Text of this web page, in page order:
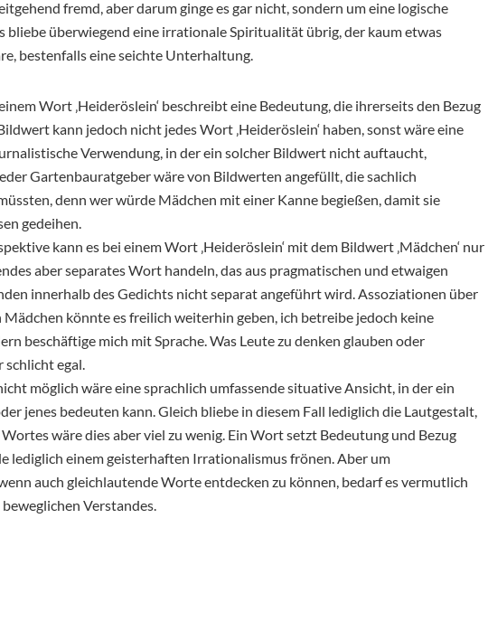
fremd, aber darum ginge es gar nicht, sondern um eine logische
bliebe überwiegend eine irrationale Spiritualität übrig, der kaum etwas
bestenfalls eine seichte Unterhaltung.
Wort ‚Heideröslein‘ beschreibt eine Bedeutung, die ihrerseits den Bezug
kann jedoch nicht jedes Wort ‚Heideröslein‘ haben, sonst wäre eine
Verwendung, in der ein solcher Bildwert nicht auftaucht,
Gartenbauratgeber wäre von Bildwerten angefüllt, die sachlich
denn wer würde Mädchen mit einer Kanne begießen, damit sie
gedeihen.
kann es bei einem Wort ‚Heideröslein‘ mit dem Bildwert ‚Mädchen‘ nur
aber separates Wort handeln, das aus pragmatischen und etwaigen
innerhalb des Gedichts nicht separat angeführt wird. Assoziationen über
könnte es freilich weiterhin geben, ich betreibe jedoch keine
beschäftige mich mit Sprache. Was Leute zu denken glauben oder
egal.
möglich wäre eine sprachlich umfassende situative Ansicht, in der ein
jenes bedeuten kann. Gleich bliebe in diesem Fall lediglich die Lautgestalt,
wäre dies aber viel zu wenig. Ein Wort setzt Bedeutung und Bezug
lediglich einem geisterhaften Irrationalismus frönen. Aber um
auch gleichlautende Worte entdecken zu können, bedarf es vermutlich
Verstandes.